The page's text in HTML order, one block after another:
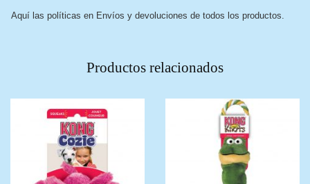
Aquí las políticas en Envíos y devoluciones de todos los productos.
Productos relacionados